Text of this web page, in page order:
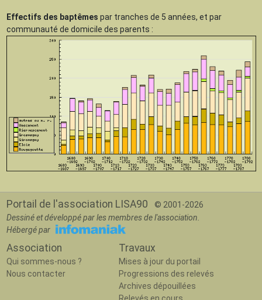
Effectifs des baptêmes par tranches de 5 années, et par
communauté de domicile des parents :
Portail de l'association LISA90
© 2001-2026
Dessiné et développé par les membres de l'association.
Hébergé par
Association
Qui sommes-nous ?
Nous contacter
Travaux
Mises à jour du portail
Progressions des relevés
Archives dépouillées